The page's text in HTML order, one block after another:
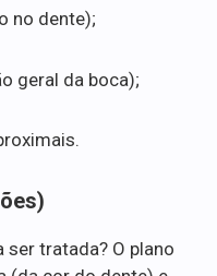
no dente);
geral da boca);
ser tratada? O plano